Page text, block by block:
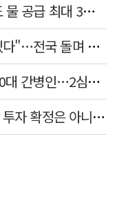
박권현 청도군수, 국무총리에 "청도 물 공급 최대 3만t 늘려달라"
"경로당 통장에 비밀번호가 적혀 있다"…전국 돌며 경로당 13곳 턴 30대 구속
휠체어 환자 발로 밀어 숨지게 한 70대 간병인…2심도 집행유예
[시사뒷담] MOU의 함정, 협약식이 투자 확정은 아니긴 해